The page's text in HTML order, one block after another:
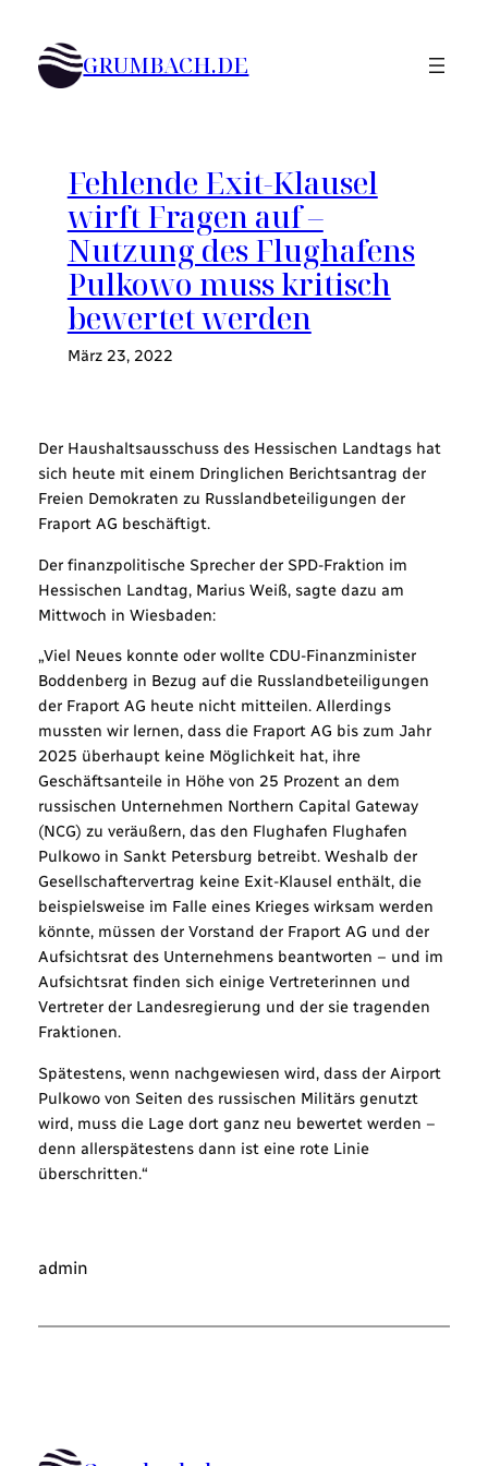
Inhalt
springen GRUMBACH.DE
Fehlende Exit-Klausel
wirft Fragen auf –
Nutzung des Flughafens
Pulkowo muss kritisch
bewertet werden
März 23, 2022
Der Haushaltsausschuss des Hessischen Landtags hat
sich heute mit einem Dringlichen Berichtsantrag der
Freien Demokraten zu Russlandbeteiligungen der
Fraport AG beschäftigt.
Der finanzpolitische Sprecher der SPD-Fraktion im
Hessischen Landtag, Marius Weiß, sagte dazu am
Mittwoch in Wiesbaden:
„Viel Neues konnte oder wollte CDU-Finanzminister
Boddenberg in Bezug auf die Russlandbeteiligungen
der Fraport AG heute nicht mitteilen. Allerdings
mussten wir lernen, dass die Fraport AG bis zum Jahr
2025 überhaupt keine Möglichkeit hat, ihre
Geschäftsanteile in Höhe von 25 Prozent an dem
russischen Unternehmen Northern Capital Gateway
(NCG) zu veräußern, das den Flughafen Flughafen
Pulkowo in Sankt Petersburg betreibt. Weshalb der
Gesellschaftervertrag keine Exit-Klausel enthält, die
beispielsweise im Falle eines Krieges wirksam werden
könnte, müssen der Vorstand der Fraport AG und der
Aufsichtsrat des Unternehmens beantworten – und im
Aufsichtsrat finden sich einige Vertreterinnen und
Vertreter der Landesregierung und der sie tragenden
Fraktionen.
Spätestens, wenn nachgewiesen wird, dass der Airport
Pulkowo von Seiten des russischen Militärs genutzt
wird, muss die Lage dort ganz neu bewertet werden –
denn allerspätestens dann ist eine rote Linie
überschritten.“
admin